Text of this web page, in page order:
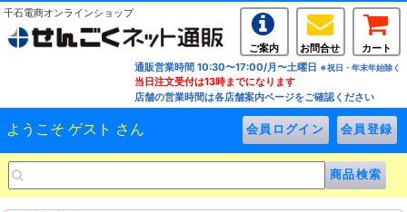
千石電商オンラインショップ
ご案内 お問合せ
カート
通販営業時間 10:30〜17:00/月〜土曜日 ※祝日・年末年始除く
当日注文受付は13時までになります
店舗の営業時間は各店舗案内ページをご確認ください
ようこそ ゲスト さん